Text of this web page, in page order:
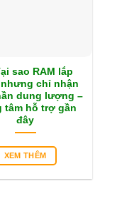
sao RAM lắp
chỉ nhận
dung lượng –
tâm hỗ trợ gần
đây
XEM THÊM